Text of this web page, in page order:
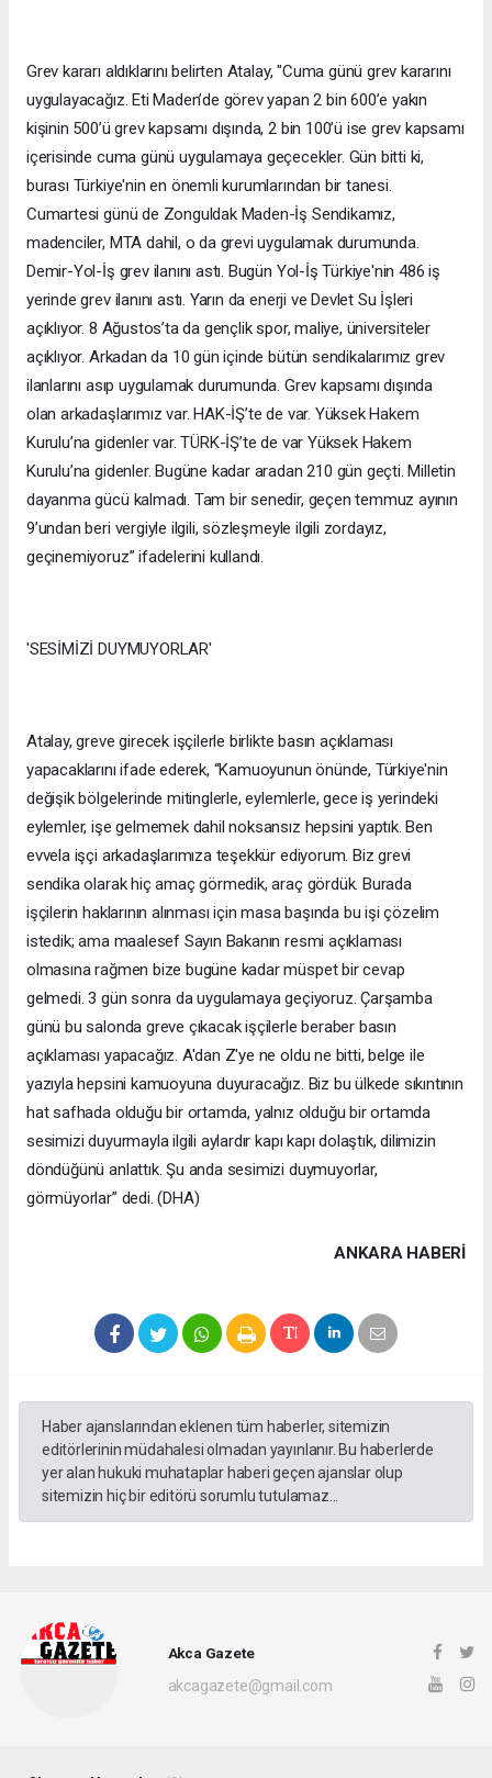
Grev kararı aldıklarını belirten Atalay, "Cuma günü grev kararını
uygulayacağız. Eti Maden’de görev yapan 2 bin 600’e yakın
kişinin 500’ü grev kapsamı dışında, 2 bin 100’ü ise grev kapsamı
içerisinde cuma günü uygulamaya geçecekler. Gün bitti ki,
burası Türkiye'nin en önemli kurumlarından bir tanesi.
Cumartesi günü de Zonguldak Maden-İş Sendikamız,
madenciler, MTA dahil, o da grevi uygulamak durumunda.
Demir-Yol-İş grev ilanını astı. Bugün Yol-İş Türkiye'nin 486 iş
yerinde grev ilanını astı. Yarın da enerji ve Devlet Su İşleri
açıklıyor. 8 Ağustos’ta da gençlik spor, maliye, üniversiteler
açıklıyor. Arkadan da 10 gün içinde bütün sendikalarımız grev
ilanlarını asıp uygulamak durumunda. Grev kapsamı dışında
olan arkadaşlarımız var. HAK-İŞ’te de var. Yüksek Hakem
Kurulu’na gidenler var. TÜRK-İŞ’te de var Yüksek Hakem
Kurulu’na gidenler. Bugüne kadar aradan 210 gün geçti. Milletin
dayanma gücü kalmadı. Tam bir senedir, geçen temmuz ayının
9’undan beri vergiyle ilgili, sözleşmeyle ilgili zordayız,
geçinemiyoruz” ifadelerini kullandı.
'SESİMİZİ DUYMUYORLAR'
Atalay, greve girecek işçilerle birlikte basın açıklaması
yapacaklarını ifade ederek, “Kamuoyunun önünde, Türkiye'nin
değişik bölgelerinde mitinglerle, eylemlerle, gece iş yerindeki
eylemler, işe gelmemek dahil noksansız hepsini yaptık. Ben
evvela işçi arkadaşlarımıza teşekkür ediyorum. Biz grevi
sendika olarak hiç amaç görmedik, araç gördük. Burada
işçilerin haklarının alınması için masa başında bu işi çözelim
istedik; ama maalesef Sayın Bakanın resmi açıklaması
olmasına rağmen bize bugüne kadar müspet bir cevap
gelmedi. 3 gün sonra da uygulamaya geçiyoruz. Çarşamba
günü bu salonda greve çıkacak işçilerle beraber basın
açıklaması yapacağız. A'dan Z'ye ne oldu ne bitti, belge ile
yazıyla hepsini kamuoyuna duyuracağız. Biz bu ülkede sıkıntının
hat safhada olduğu bir ortamda, yalnız olduğu bir ortamda
sesimizi duyurmayla ilgili aylardır kapı kapı dolaştık, dilimizin
döndüğünü anlattık. Şu anda sesimizi duymuyorlar,
görmüyorlar” dedi. (DHA)
ANKARA HABERİ
Haber ajanslarından eklenen tüm haberler, sitemizin
editörlerinin müdahalesi olmadan yayınlanır. Bu haberlerde
yer alan hukuki muhataplar haberi geçen ajanslar olup
sitemizin hiç bir editörü sorumlu tutulamaz...
Akca Gazete
akcagazete@gmail.com